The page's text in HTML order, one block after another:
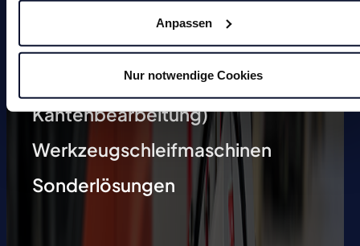
Anpassen
Nur notwendige Cookies
Durchlaufentgratmaschine
Gleitschleifmaschinen
Anfasmaschinen (definierte
Kantenbearbeitung)
Werkzeugschleifmaschinen
Sonderlösungen